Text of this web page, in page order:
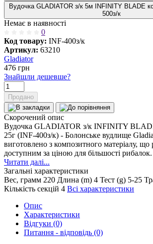
Вудочка GLADIATOR з/к 5м INFINITY BLADE
500з/к
Немає в наявності
0
Код товару: INF-400з/к
Артикул: 63210
Gladiator
476 грн
Знайшли дешевше?
Продано
Скорочений опис
Вудочка GLADIATOR з/к INFINITY
25г (INF-400з/к) - Болонське вудлище
виготовлено з композитного матеріалу, що
доступним за ціною для більшості
Читати далі...
Загальні характеристики
Вес, грамм 220 Длина (m) 4 Тест (g) 5-25
Кількість секцій 4 Всі характеристики
Опис
Характеристики
Відгуки (0)
Питання - відповідь (0)